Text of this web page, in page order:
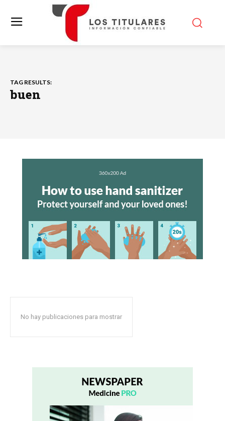
TAG RESULTS:
buen
No hay publicaciones para mostrar